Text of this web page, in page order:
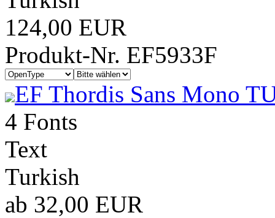
124,00 EUR
Produkt-Nr. EF5933F
EF Thordis Sans Mono
4 Fonts
Text
Turkish
ab 32,00 EUR